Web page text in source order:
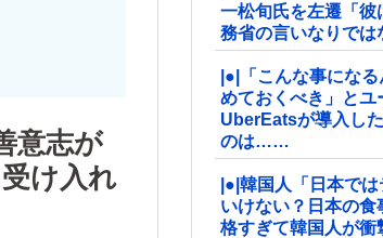
意志が
け入れ
一松旬氏を左遷「彼
務省の言いなりでは
|●|「こんな事にな
めておくべき」とユ
UberEatsが導入し
のは……
|●|韓国人「日本で
いけない？日本の
格すぎて韓国人が